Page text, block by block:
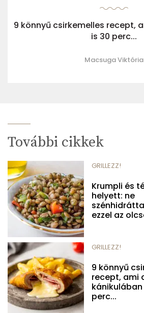
9 könnyű csirkemelles recept,
is 30 perc...
Macsuga Viktória
További cikkek
GRILLEZZ!
Krumpli és
helyett: ne
ezzel az
GRILLEZZ!
9 könnyű
recept, ami
kánikulában
perc...